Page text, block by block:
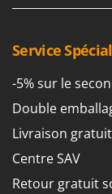
Service
-5% sur le
Double
Livraison
Centre SAV
Retour gratuit